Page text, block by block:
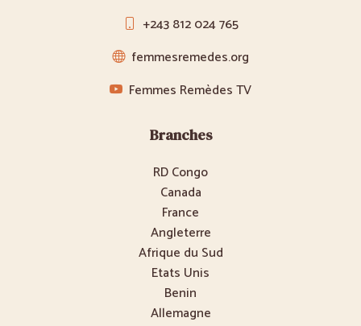
+243 812 024 765
femmesremedes.org
Femmes Remèdes TV
Branches
RD Congo
Canada
France
Angleterre
Afrique du Sud
Etats Unis
Benin
Allemagne